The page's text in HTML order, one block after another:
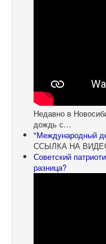
Недавно в
дождь с…
"Международный
ССЫЛКА НА
Советский
разница?